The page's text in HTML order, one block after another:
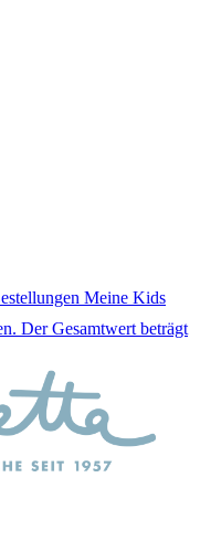
Meine Kids
Der Gesamtwert beträgt